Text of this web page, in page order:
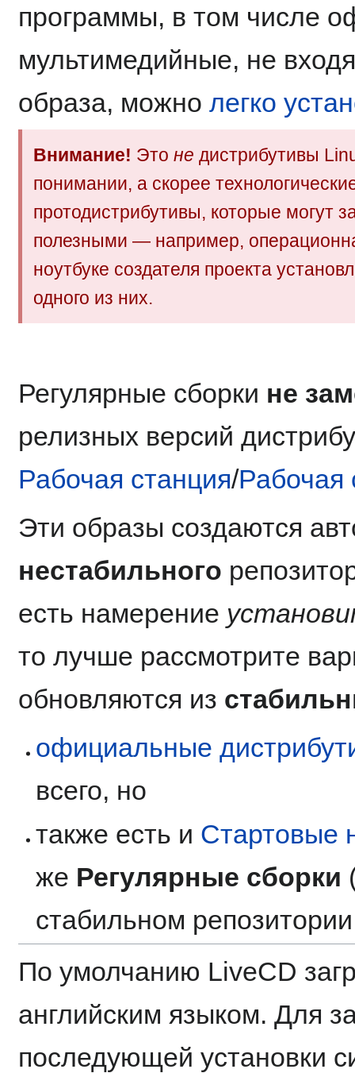
программы, в том числе
мультимедийные, не
образа, можно легко
Внимание! Это не дистрибутивы
понимании, а скорее
протодистрибутивы, которые могут
полезными — например,
ноутбуке создателя проекта
одного из них.
Регулярные сборки не
релизных версий
Рабочая станция/Рабочая
Эти образы создаются
нестабильного
есть намерение
то лучше рассмотрите
обновляются из
официальные
всего, но
также есть и Стартовые
же Регулярные сборки
стабильном
По умолчанию LiveCD
английским языком. Для
последующей установки